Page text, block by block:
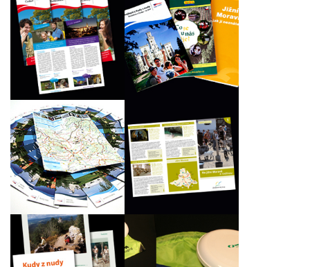
Suplement Jaké je
Česko
Naše práce na
veletrhu REGIONTOUR
2011
Tisk sad turistických
map oblastí České
republiky
Sada letáků pro
propagaci turistických
zajímavostí na jižní
Moravě
Soubor dárkových
předmětů pro